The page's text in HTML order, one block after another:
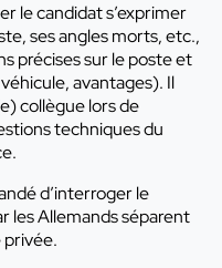
le candidat s’exprimer
ses angles morts, etc.,
précises sur le poste et
avantages). Il
collègue lors de
techniques du
d’interroger le
les Allemands séparent
privée.